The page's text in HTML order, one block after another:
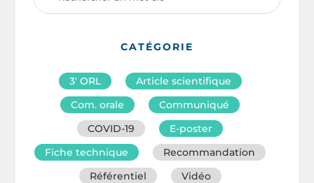
CATÉGORIE
3′ ORL
Article scientifique
Com. orale
Communiqué
COVID-19
E-poster
Fiche technique
Recommandation
Référentiel
Vidéo